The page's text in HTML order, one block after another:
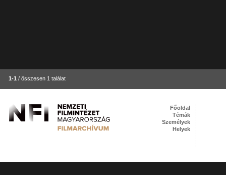
1-1 / összesen 1 találat
Főoldal
Témák
Személyek
Helyek